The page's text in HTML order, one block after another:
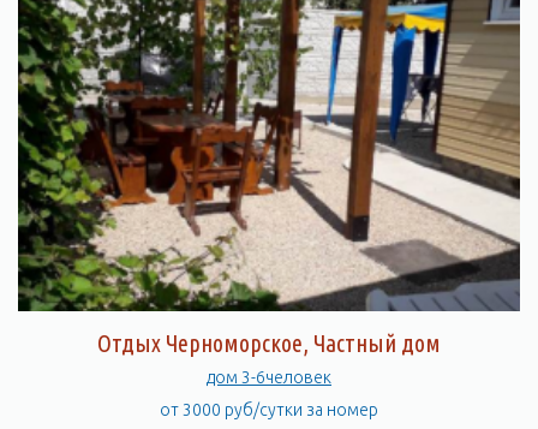
Отдых Черноморское, Частный дом
дом 3-6человек
от 3000 руб/сутки за номер